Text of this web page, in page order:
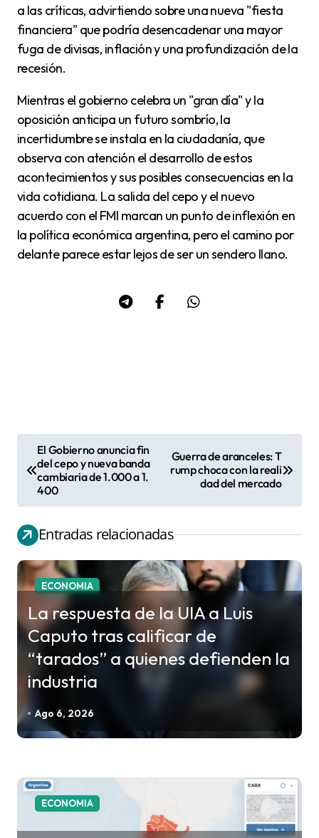
a las críticas, advirtiendo sobre una nueva "fiesta
financiera" que podría desencadenar una mayor
fuga de divisas, inflación y una profundización de la
recesión.
Mientras el gobierno celebra un "gran día" y la
oposición anticipa un futuro sombrío, la
incertidumbre se instala en la ciudadanía, que
observa con atención el desarrollo de estos
acontecimientos y sus posibles consecuencias en la
vida cotidiana. La salida del cepo y el nuevo
acuerdo con el FMI marcan un punto de inflexión en
la política económica argentina, pero el camino por
delante parece estar lejos de ser un sendero llano.
v
e
g
a
c
ó
d
e
n
r
El Gobierno anuncia fin
del cepo y nueva banda
cambiaria de 1.000 a 1.
400
Guerra de aranceles: T
rump choca con la reali
dad del mercado
Entradas relacionadas
ECONOMIA
La respuesta de la UIA a Luis
Caputo tras calificar de
“tarados” a quienes defienden la
industria
Ago 6, 2026
ECONOMIA